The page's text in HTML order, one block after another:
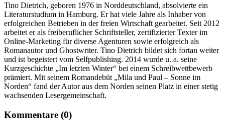
Tino Dietrich, geboren 1976 in Norddeutschland, absolvierte ein
Literaturstudium in Hamburg. Er hat viele Jahre als Inhaber von
erfolgreichen Betrieben in der freien Wirtschaft gearbeitet. Seit 2012
arbeitet er als freiberuflicher Schriftsteller, zertifizierter Texter im
Online-Marketing für diverse Agenturen sowie erfolgreich als
Romanautor und Ghostwriter. Tino Dietrich bildet sich fortan weiter
und ist begeistert vom Selfpublishing. 2014 wurde u. a. seine
Kurzgeschichte „Im letzten Winter“ bei einem Schreibwettbewerb
prämiert. Mit seinem Romandebüt „Mila und Paul – Sonne im
Norden“ fand der Autor aus dem Norden seinen Platz in einer stetig
wachsenden Lesergemeinschaft.
Kommentare (0)